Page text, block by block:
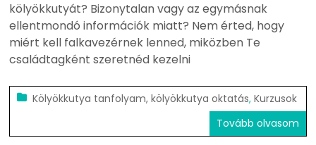
kölyökkutyát? Bizonytalan vagy az egymásnak
ellentmondó információk miatt? Nem érted, hogy
miért kell falkavezérnek lenned, miközben Te
családtagként szeretnéd kezelni
Kölyökkutya tanfolyam, kölyökkutya oktatás,Kurzusok
Tovább olvasom